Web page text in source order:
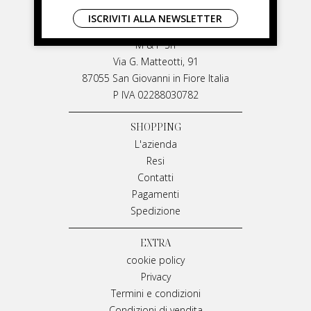
LIVIANA MIRARCHI
M & P Srl
Via G. Matteotti, 91
87055 San Giovanni in Fiore Italia
P IVA 02288030782
SHOPPING
L'azienda
Resi
Contatti
Pagamenti
Spedizione
EXTRA
cookie policy
Privacy
Termini e condizioni
ISCRIVITI ALLA NEWSLETTER